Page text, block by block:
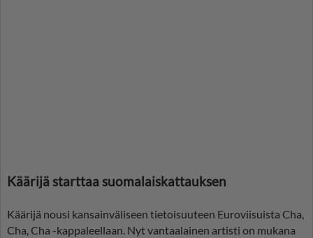
Käärijä starttaa suomalaiskattauksen
Käärijä nousi kansainväliseen tietoisuuteen Euroviisuista Cha,
Cha, Cha -kappaleellaan. Nyt vantaalainen artisti on mukana